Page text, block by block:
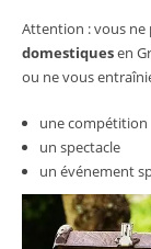
Attention : vous ne
domestiquesen
ou ne vous
une compétition
un spectacle
un événement